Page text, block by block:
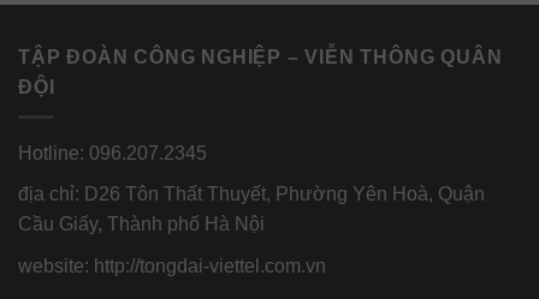
TẬP ĐOÀN CÔNG NGHIỆP – VIỄN THÔNG QUÂN
ĐỘI
Hotline: 096.207.2345
địa chỉ: D26 Tôn Thất Thuyết, Phường Yên Hoà, Quận
Cầu Giấy, Thành phố Hà Nội
website: http://tongdai-viettel.com.vn